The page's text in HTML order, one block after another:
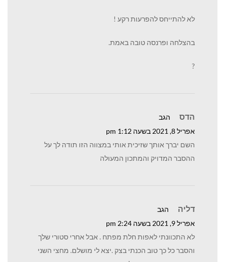
לא להתייחס להפרעות רקע !
בהצלחה ופרנסה טובה באמת.
?
הדס
הגב
אפריל 8, 2021 בשעה 1:12 pm
השם יברך אותך שזיכית אותי במצווה הזו תודה לך על
ההסבר המדויק והמתכון המעולה
דליה
הגב
אפריל 9, 2021 בשעה 2:24 pm
לא התכוונתי לאפות חלת מפתח . אבל אחרי סטורי שלך
והסבר כל כך טוב הכנתי בצק .יצא לי מושלם. מחצי השני